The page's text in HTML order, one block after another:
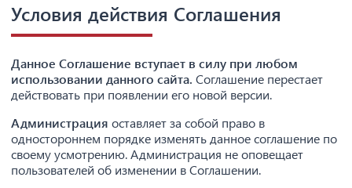
Условия действия Соглашения
Данное Соглашение вступает в силу при любом
использовании данного сайта. Соглашение перестает
действовать при появлении его новой версии.
Администрация оставляет за собой право в
одностороннем порядке изменять данное соглашение по
своему усмотрению. Администрация не оповещает
пользователей об изменении в Соглашении.